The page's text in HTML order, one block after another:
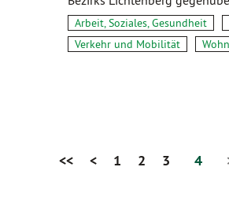
Arbeit, Soziales, Gesundheit
Verkehr und Mobilität
<< < 1 2 3 4